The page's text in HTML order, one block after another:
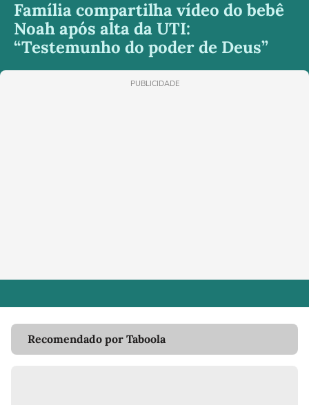
Família compartilha vídeo do bebê
Noah após alta da UTI:
“Testemunho do poder de Deus”
PUBLICIDADE
Recomendado por Taboola